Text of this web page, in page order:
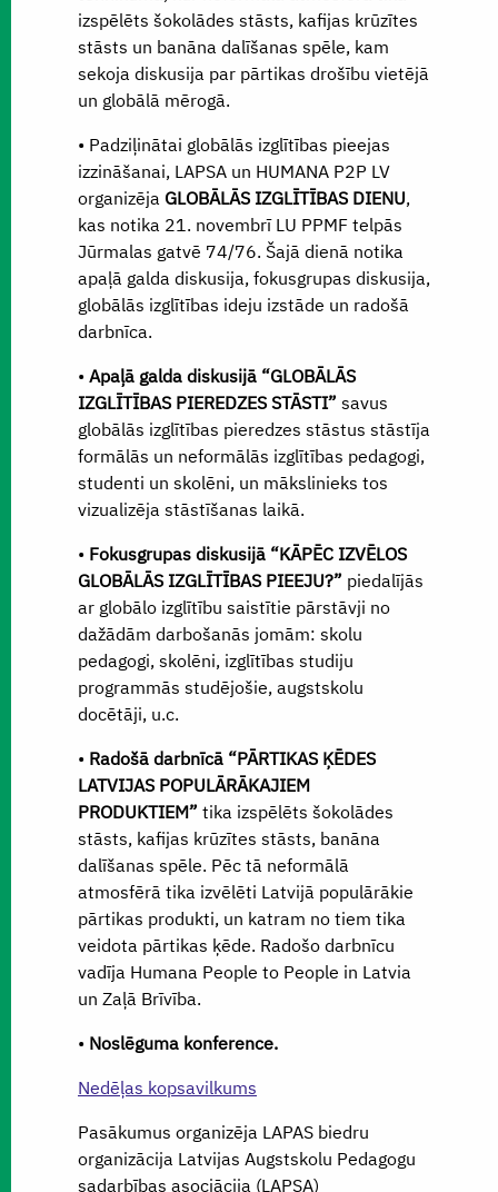
izspēlēts šokolādes stāsts, kafijas krūzītes
stāsts un banāna dalīšanas spēle, kam
sekoja diskusija par pārtikas drošību vietējā
un globālā mērogā.
• Padziļinātai globālās izglītības pieejas
izzināšanai, LAPSA un HUMANA P2P LV
organizēja GLOBĀLĀS IZGLĪTĪBAS DIENU,
kas notika 21. novembrī LU PPMF telpās
Jūrmalas gatvē 74/76. Šajā dienā notika
apaļā galda diskusija, fokusgrupas diskusija,
globālās izglītības ideju izstāde un radošā
darbnīca.
• Apaļā galda diskusijā “GLOBĀLĀS
IZGLĪTĪBAS PIEREDZES STĀSTI” savus
globālās izglītības pieredzes stāstus stāstīja
formālās un neformālās izglītības pedagogi,
studenti un skolēni, un mākslinieks tos
vizualizēja stāstīšanas laikā.
• Fokusgrupas diskusijā “KĀPĒC IZVĒLOS
GLOBĀLĀS IZGLĪTĪBAS PIEEJU?” piedalījās
ar globālo izglītību saistītie pārstāvji no
dažādām darbošanās jomām: skolu
pedagogi, skolēni, izglītības studiju
programmās studējošie, augstskolu
docētāji, u.c.
• Radošā darbnīcā “PĀRTIKAS ĶĒDES
LATVIJAS POPULĀRĀKAJIEM
PRODUKTIEM” tika izspēlēts šokolādes
stāsts, kafijas krūzītes stāsts, banāna
dalīšanas spēle. Pēc tā neformālā
atmosfērā tika izvēlēti Latvijā populārākie
pārtikas produkti, un katram no tiem tika
veidota pārtikas ķēde. Radošo darbnīcu
vadīja Humana People to People in Latvia
un Zaļā Brīvība.
• Noslēguma konference.
Nedēļas kopsavilkums
Pasākumus organizēja LAPAS biedru
organizācija Latvijas Augstskolu Pedagogu
sadarbības asociācija (LAPSA)